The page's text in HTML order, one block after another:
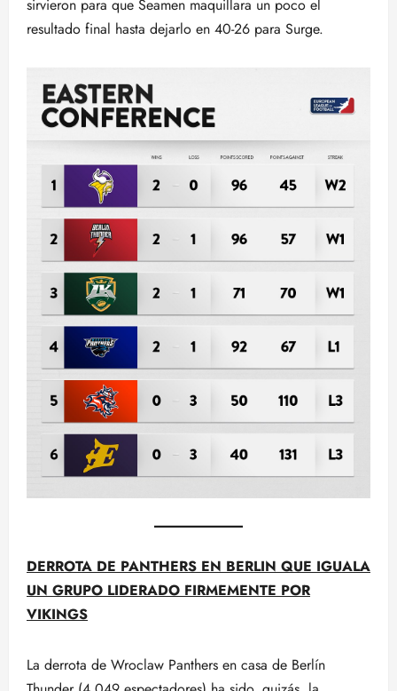
sirvieron para que Seamen maquillara un poco el
resultado final hasta dejarlo en 40-26 para Surge.
DERROTA DE PANTHERS EN BERLIN QUE IGUALA
UN GRUPO LIDERADO FIRMEMENTE POR
VIKINGS
La derrota de Wroclaw Panthers en casa de Berlín